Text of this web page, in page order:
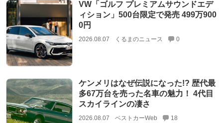
VW「ゴルフ プレミアムサウンドエデ
ィション」500台限定で発売 499万900
0円
2026.08.07 くるまのニュース 0
ケンメリはなぜ伝説になった!? 歴代最
多67万台を売った名車の魅力！ 4代目
スカイラインの凄さ
2026.08.07 ベストカーWeb 18